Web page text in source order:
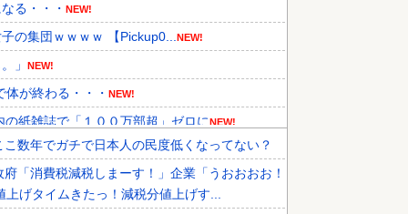
る・・・ NEW!
の集団ｗｗｗｗ 【Pickup0... NEW!
」 NEW!
体が終わる・・・ NEW!
の紙雑誌で「１００万部超」ゼロにNEW!
先国家で1位に！」→「日本の手...NEW!
導入へ！最大1000kmの航...NEW!
ミサイルの実射試験に韓国人が衝撃...
こ数年でガチで日本人の民度低くなってない？
府「消費税減税しまーす！」企業「うおおおお！
上げタイムきたっ！減税分値上げす...